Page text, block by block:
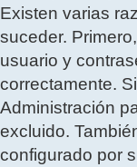
Existen varias
suceder.
usuario y
correctamente.
Administración
excluido.
configurado por